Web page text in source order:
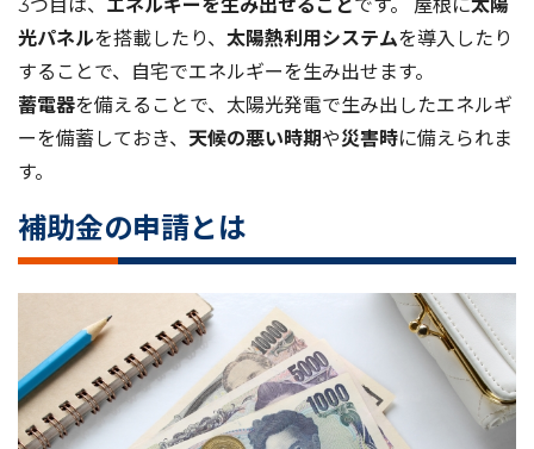
3つ目は、 エネルギーを生み出せることです。 屋根に太陽
光パネルを搭載したり、 太陽熱利用システムを導入したり
することで、自宅でエネルギーを生み出せます。
蓄電器を備えることで、太陽光発電で生み出したエネルギ
ーを備蓄しておき、 天候の悪い時期や災害時に備えられま
す。
補助金の申請とは